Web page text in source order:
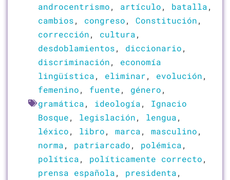
androcentrismo, artículo, batalla,
cambios, congreso, Constitución,
corrección, cultura,
desdoblamientos, diccionario,
discriminación, economía
lingüística, eliminar, evolución,
femenino, fuente, género,
gramática, ideología, Ignacio
Bosque, legislación, lengua,
léxico, libro, marca, masculino,
norma, patriarcado, polémica,
política, políticamente correcto,
prensa española, presidenta,